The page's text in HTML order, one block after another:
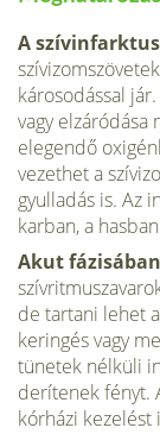
A szívinfarktus
károsodással
vagy elzáródása
elegendő
vezethet a
gyulladás is. Az
kar­ban, a
Akut fázisában
de tartani lehet
keringés vagy
tünetek nélküli
derítenek fényt.
kórházi kezelést